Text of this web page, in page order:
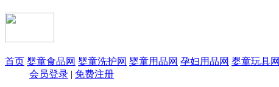
首页 婴童食品网 婴童洗护网 婴童用品网 孕妇用品网 婴童玩具网
会员登录 | 免费注册